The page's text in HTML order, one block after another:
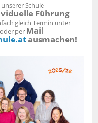
Schule
Führung
gleich Termin unter
per Mail
ausmachen!